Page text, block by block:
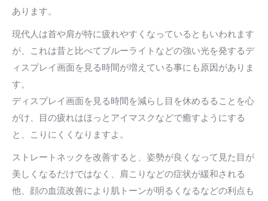
あります。
現代人は首や肩が特に疲れやすくなっているともいわれます
が、これは昔と比べてブルーライトなどの強い光を発するデ
ィスプレイ画面を見る時間が増えている事にも原因がありま
す。
ディスプレイ画面を見る時間を減らし目を休めるることを心
がけ、目の疲れはほっとアイマスクなどで癒すようにする
と、こりにくくなりますよ。
ストレートネックを改善すると、姿勢が良くなって見た目が
美しくなるだけではなく、肩こりなどの症状が緩和される
他、顔の血流改善により肌トーンが明るくなるなどの利点も